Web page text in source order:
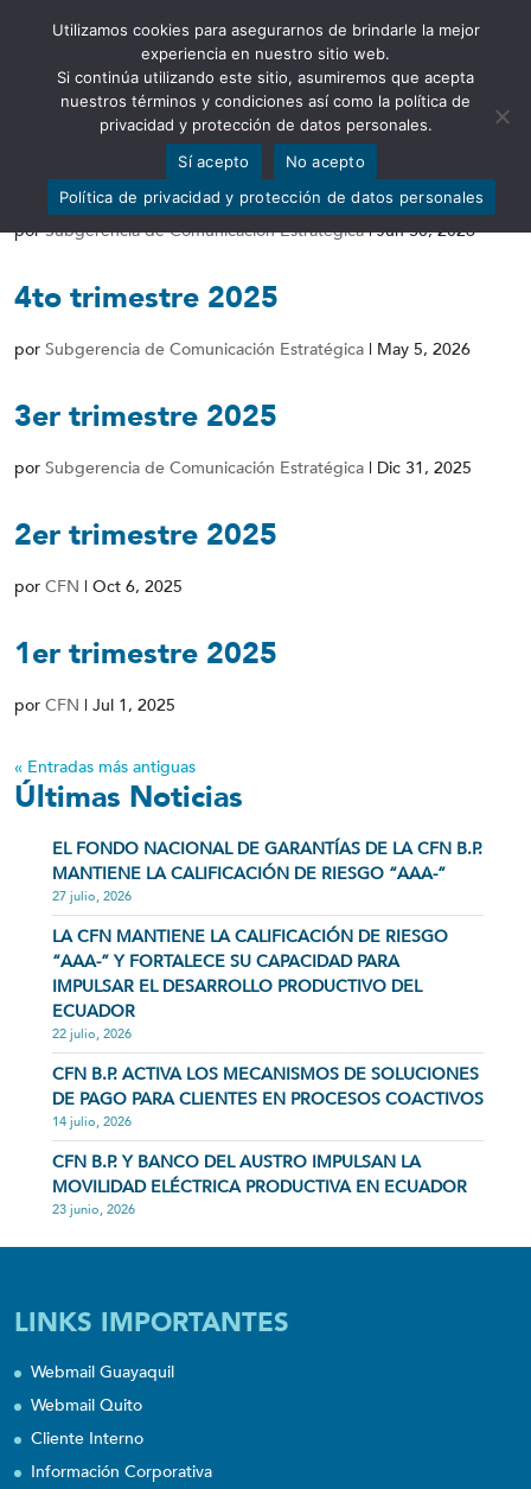
Abrir barra de herramientas
1er. trimestre 2026
porSubgerencia de Comunicación Estratégica|Jun 30, 2026
4to trimestre 2025
por Subgerencia de Comunicación Estratégica | May 5, 2026
3er trimestre 2025
por Subgerencia de Comunicación Estratégica | Dic 31, 2025
2er trimestre 2025
por CFN | Oct 6, 2025
1er trimestre 2025
por CFN | Jul 1, 2025
« Entradas más antiguas
Últimas Noticias
EL FONDO NACIONAL DE GARANTÍAS DE LA CFN B.P.
MANTIENE LA CALIFICACIÓN DE RIESGO “AAA-”
27 julio, 2026
LA CFN MANTIENE LA CALIFICACIÓN DE RIESGO
“AAA-” Y FORTALECE SU CAPACIDAD PARA
IMPULSAR EL DESARROLLO PRODUCTIVO DEL
ECUADOR
22 julio, 2026
CFN B.P. ACTIVA LOS MECANISMOS DE SOLUCIONES
DE PAGO PARA CLIENTES EN PROCESOS COACTIVOS
14 julio, 2026
CFN B.P. Y BANCO DEL AUSTRO IMPULSAN LA
MOVILIDAD ELÉCTRICA PRODUCTIVA EN ECUADOR
23 junio, 2026
LINKS IMPORTANTES
Webmail Guayaquil
Webmail Quito
Cliente Interno
Información Corporativa
Utilizamos cookies para asegurarnos de brindarle la mejor
experiencia en nuestro sitio web.
Si continúa utilizando este sitio, asumiremos que acepta
nuestros términos y condiciones así como la política de
privacidad y protección de datos personales.
Sí acepto
No acepto
Política de privacidad y protección de datos personales